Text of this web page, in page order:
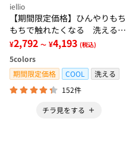
iellio
【期間限定価格】ひんやりもち
もちで触れたくなる 洗えるラ
グ＜低反発・滑りにくい・接触
冷感・防ダニ・カーペット＞
¥2,792 ～ ¥4,193 (税込)
5colors
期間限定価格
COOL
洗える
152件
チラ見をする